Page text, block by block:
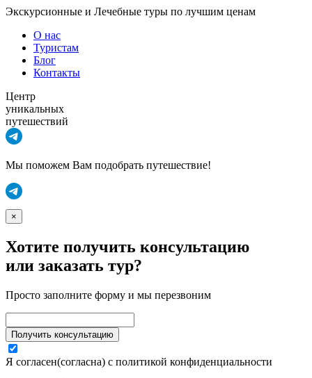
Экскурсионные и Лечебные туры по лучшим ценам
О нас
Туристам
Блог
Контакты
Центр
уникальных
путешествий
Мы поможем Вам подобрать путешествие!
×
Хотите получить консультацию
или заказать тур?
Просто заполните форму и мы перезвоним
Я согласен(согласна) с политикой конфиденциальности